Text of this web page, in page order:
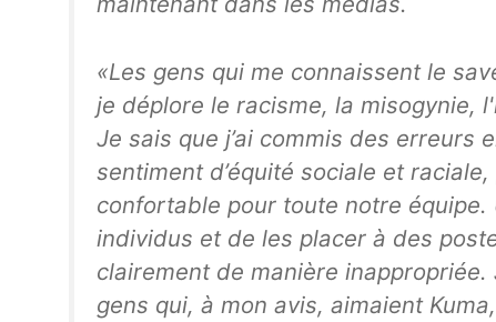
«Les gens qui me connaissent le
je déplore le racisme, la misogynie,
Je sais que j’ai commis des erreurs
sentiment d’équité sociale et
confortable pour toute notre
individus et de les placer à des
clairement de manière
gens qui, à mon avis, aimaient